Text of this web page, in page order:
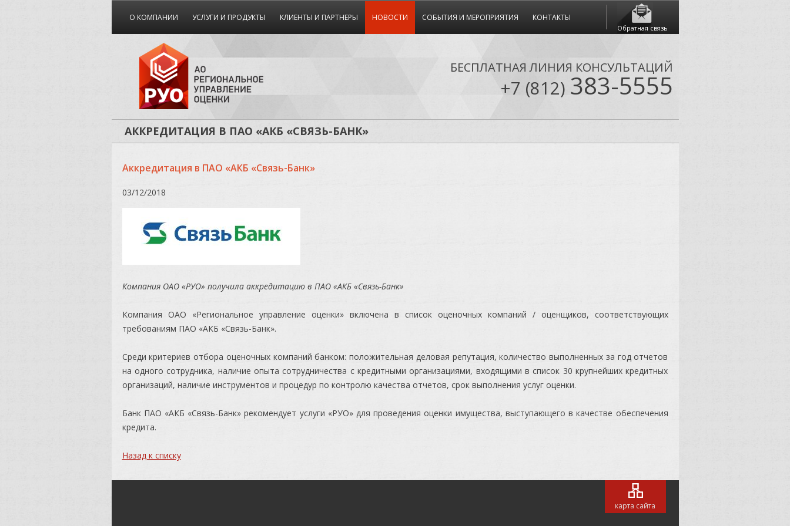
О КОМПАНИИ УСЛУГИ И ПРОДУКТЫ КЛИЕНТЫ И ПАРТНЕРЫ НОВОСТИ СОБЫТИЯ И МЕРОПРИЯТИЯ КОНТАКТЫ
Обратная связь
БЕСПЛАТНАЯ ЛИНИЯ КОНСУЛЬТАЦИЙ
+7 (812) 383-5555
АККРЕДИТАЦИЯ В ПАО «АКБ «СВЯЗЬ-БАНК»
Аккредитация в ПАО «АКБ «Связь-Банк»
03/12/2018
Компания ОАО «РУО» получила аккредитацию в ПАО «АКБ «Связь-Банк»
Компания ОАО «Региональное управление оценки» включена в список оценочных компаний / оценщиков, соответствующих
требованиям ПАО «АКБ «Связь-Банк».
Среди критериев отбора оценочных компаний банком: положительная деловая репутация, количество выполненных за год отчетов
на одного сотрудника, наличие опыта сотрудничества с кредитными организациями, входящими в список 30 крупнейших кредитных
организаций, наличие инструментов и процедур по контролю качества отчетов, срок выполнения услуг оценки.
Банк ПАО «АКБ «Связь-Банк» рекомендует услуги «РУО» для проведения оценки имущества, выступающего в качестве обеспечения
кредита.
Назад к списку
карта сайта